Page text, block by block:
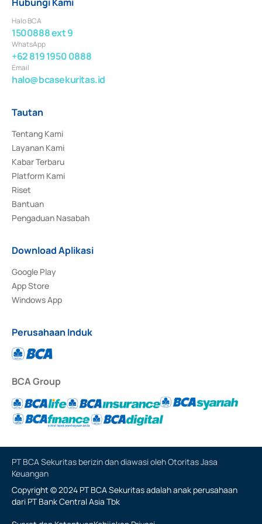
Halo BCA
1500888 ext 9
WhatsApp
+62 819 1950 0888
Email
halo@bcasekuritas.id
Tautan
Tentang Kami
Layanan Kami
Kabar Terbaru
Platform Kami
Riset
Bantuan
Pengaduan Nasabah
Download Aplikasi
Google Play
App Store
Windows App
Perusahaan Induk
BCA Group
PT BCA Sekuritas berizin dan diawasi oleh Otoritas Jasa
Keuangan
Copyright © 2024 PT BCA Sekuritas adalah anak perusahaan
dari PT Bank Central Asia Tbk